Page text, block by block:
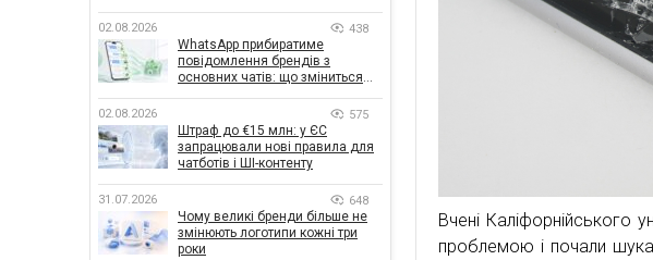
Вчені Каліфорнійського
проблемою і почали
02.08.2026 438
WhatsApp прибиратиме
повідомлення брендів з
основних чатів: що зміниться
02.08.2026 575
Штраф до €15 млн: у ЄС
запрацювали нові правила для
чатботів і ШІ-контенту
31.07.2026 648
Чому великі бренди більше не
змінюють логотипи кожні три
роки